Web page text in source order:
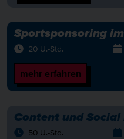
Sportsponsoring
20 U.-Std.
mehr erfahren
Content und
50 U.-Std.